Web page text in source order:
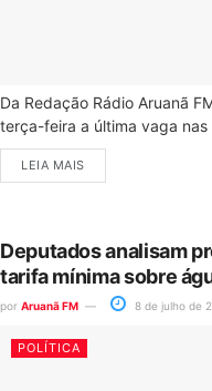
Da Redação Rádio Aruanã
terça-feira a última vaga
LEIA MAIS
Deputados analisam
tarifa mínima sobre
por Aruanã FM 8 de julho de
POLÍTICA